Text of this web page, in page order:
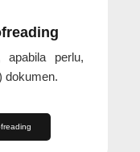
apabila perlu,
dokumen.